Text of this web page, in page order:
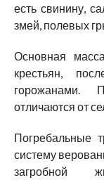
есть свинину,
змей, полевых
Основная
крестьян,
горожанами.
отличаются от
Погребальные
систему
загробной